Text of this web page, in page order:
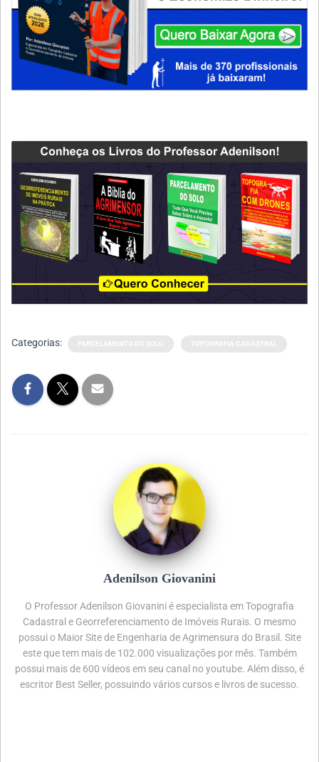
Categorias:
Adenilson Giovanini
O Professor Adenilson Giovanini é especialista em Topografia
Cadastral e Georreferenciamento de Imóveis Rurais. O mesmo
possui o Maior Site de Engenharia de Agrimensura do Brasil. Site
este que tem mais de 102.000 visualizações por mês. Também
possui mais de 600 vídeos em seu canal no youtube. Além disso, é
escritor Best Seller, possuindo vários cursos e livros de sucesso.